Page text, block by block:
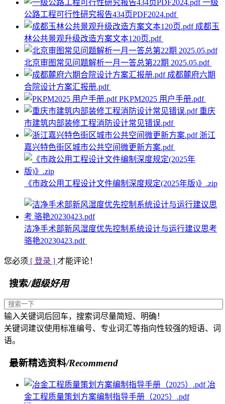
一级
公路工程可行性研究报告434页PDF2024.pdf
成都玉
林公共景观升级改造方案文本120页.pdf
北京审图常见问题解析一月一答总第22期 2025.05.pdf
成都麓府六期
合院设计方案汇报册.pdf
PKPM2025 用户手册.pdf
重庆
市建筑内部装修工程消防设计常见错误.pdf
浙江
嘉兴特色街区城市公共空间微更新方案.pdf
《市政公用工程设计文件编制深度规定(2025年版)》.zip
洁净手术部新风湿度优先控制系统设计与运行建议思考
骆艳20230423.pdf
您必须 [ 登录 ] 才能评论！
搜索/超级好用
输入关键词后回车，搜索词尽量简短、明确！
关键词建议使用标准编号、专业词汇等指向性较强的短语、词
语。
最新精选资料/Recommend
冶
金工程质量策划方案编制指导手册（2025）.pdf